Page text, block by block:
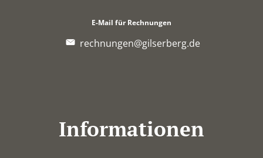
E-Mail für Rechnungen
rechnungen@gilserberg.de
Informationen